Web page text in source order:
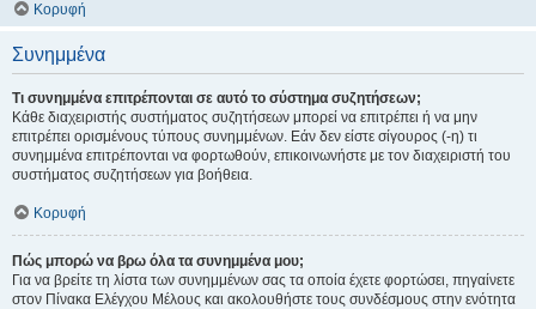
Κορυφή
Συνημμένα
Τι συνημμένα επιτρέπονται σε αυτό το σύστημα συζητήσεων;
Κάθε διαχειριστής συστήματος συζητήσεων μπορεί να επιτρέπει ή να μην
επιτρέπει ορισμένους τύπους συνημμένων. Εάν δεν είστε σίγουρος (-η) τι
συνημμένα επιτρέπονται να φορτωθούν, επικοινωνήστε με τον διαχειριστή του
συστήματος συζητήσεων για βοήθεια.
Κορυφή
Πώς μπορώ να βρω όλα τα συνημμένα μου;
Για να βρείτε τη λίστα των συνημμένων σας τα οποία έχετε φορτώσει, πηγαίνετε
στον Πίνακα Ελέγχου Μέλους και ακολουθήστε τους συνδέσμους στην ενότητα